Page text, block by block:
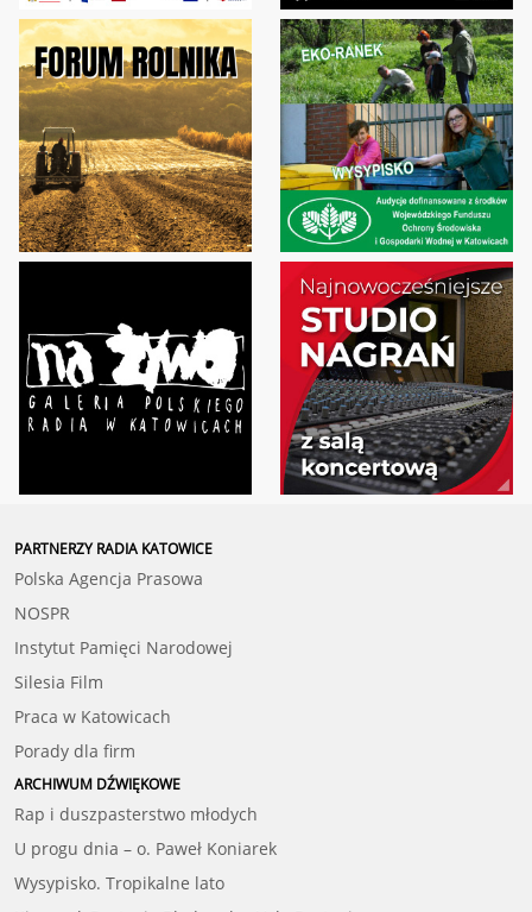
PARTNERZY RADIA KATOWICE
Polska Agencja Prasowa
NOSPR
Instytut Pamięci Narodowej
Silesia Film
Praca w Katowicach
Porady dla firm
ARCHIWUM DŹWIĘKOWE
Rap i duszpasterstwo młodych
U progu dnia – o. Paweł Koniarek
Wysypisko. Tropikalne lato